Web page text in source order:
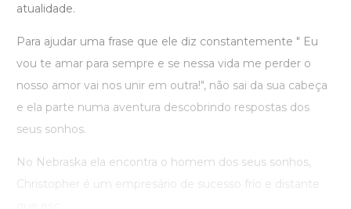
atualidade.
Para ajudar uma frase que ele diz constantemente " Eu
vou te amar para sempre e se nessa vida me perder o
nosso amor vai nos unir em outra!", não sai da sua cabeça
e ela parte numa aventura descobrindo respostas dos
seus sonhos.
No Nebraska ela encontra o homem dos seus sonhos,
Christopher é um empresário de sucesso frio e distante